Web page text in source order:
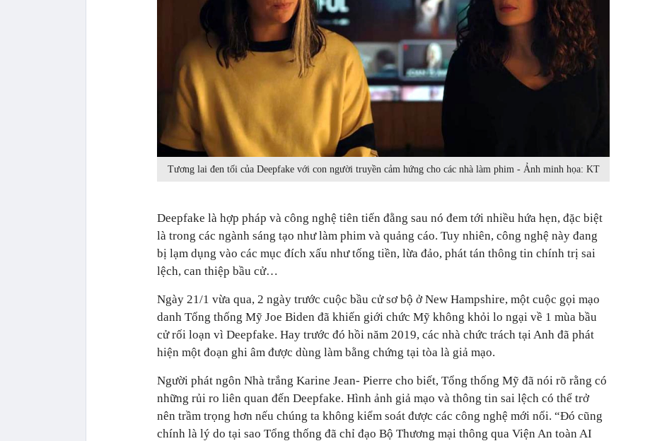
Tương lai đen tối của Deepfake với con người truyền cảm hứng cho các nhà làm phim - Ảnh minh họa: KT
Deepfake là hợp pháp và công nghệ tiên tiến đằng sau nó đem tới nhiều hứa hẹn, đặc biệt
là trong các ngành sáng tạo như làm phim và quảng cáo. Tuy nhiên, công nghệ này đang
bị lạm dụng vào các mục đích xấu như tống tiền, lừa đảo, phát tán thông tin chính trị sai
lệch, can thiệp bầu cử…
Ngày 21/1 vừa qua, 2 ngày trước cuộc bầu cử sơ bộ ở New Hampshire, một cuộc gọi mạo
danh Tổng thống Mỹ Joe Biden đã khiến giới chức Mỹ không khỏi lo ngại về 1 mùa bầu
cử rối loạn vì Deepfake. Hay trước đó hồi năm 2019, các nhà chức trách tại Anh đã phát
hiện một đoạn ghi âm được dùng làm bằng chứng tại tòa là giả mạo.
Người phát ngôn Nhà trắng Karine Jean- Pierre cho biết, Tổng thống Mỹ đã nói rõ rằng có
những rủi ro liên quan đến Deepfake. Hình ảnh giả mạo và thông tin sai lệch có thể trở
nên trầm trọng hơn nếu chúng ta không kiểm soát được các công nghệ mới nổi. “Đó cũng
chính là lý do tại sao Tổng thống đã chỉ đạo Bộ Thương mại thông qua Viện An toàn AI